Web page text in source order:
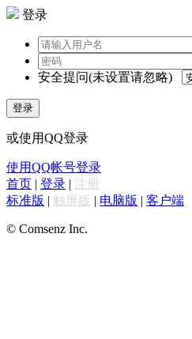
登录
安全提问(未设置请忽略)
登录
或使用QQ登录
使用QQ帐号登录
首页 | 登录 | 注册
标准版 | 触屏版 | 电脑版 | 客户端
© Comsenz Inc.